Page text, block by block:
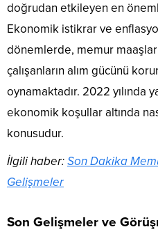
doğrudan etkileyen en
Ekonomik istikrar ve
dönemlerde, memur
çalışanların alım gücünü
oynamaktadır. 2022 yılında
ekonomik koşullar altında
konusudur.
İlgili haber:Son Dakika
Gelişmeler
Son Gelişmeler ve